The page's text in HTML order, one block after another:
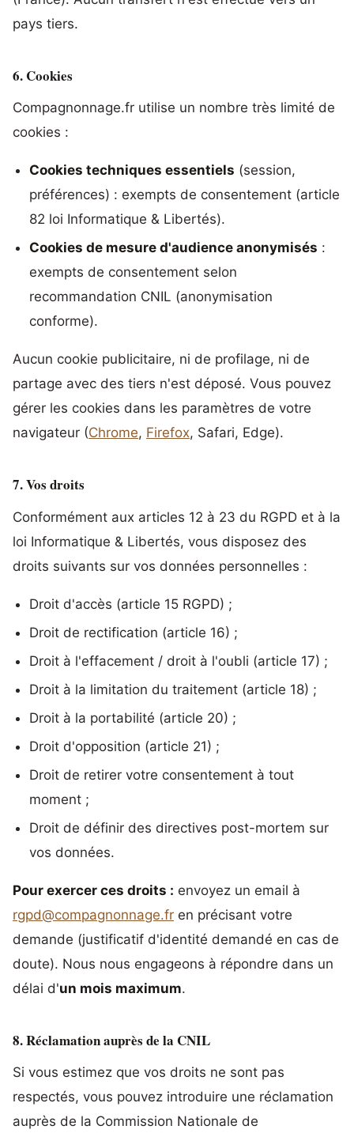
pays tiers.
6. Cookies
Compagnonnage.fr utilise un nombre très limité de
cookies :
Cookies techniques essentiels (session,
préférences) : exempts de consentement (article
82 loi Informatique & Libertés).
Cookies de mesure d'audience anonymisés :
exempts de consentement selon
recommandation CNIL (anonymisation
conforme).
Aucun cookie publicitaire, ni de profilage, ni de
partage avec des tiers n'est déposé. Vous pouvez
gérer les cookies dans les paramètres de votre
navigateur (Chrome, Firefox, Safari, Edge).
7. Vos droits
Conformément aux articles 12 à 23 du RGPD et à la
loi Informatique & Libertés, vous disposez des
droits suivants sur vos données personnelles :
Droit d'accès (article 15 RGPD) ;
Droit de rectification (article 16) ;
Droit à l'effacement / droit à l'oubli (article 17) ;
Droit à la limitation du traitement (article 18) ;
Droit à la portabilité (article 20) ;
Droit d'opposition (article 21) ;
Droit de retirer votre consentement à tout
moment ;
Droit de définir des directives post-mortem sur
vos données.
Pour exercer ces droits : envoyez un email à
rgpd@compagnonnage.fr en précisant votre
demande (justificatif d'identité demandé en cas de
doute). Nous nous engageons à répondre dans un
délai d'un mois maximum.
8. Réclamation auprès de la CNIL
Si vous estimez que vos droits ne sont pas
respectés, vous pouvez introduire une réclamation
auprès de la Commission Nationale de